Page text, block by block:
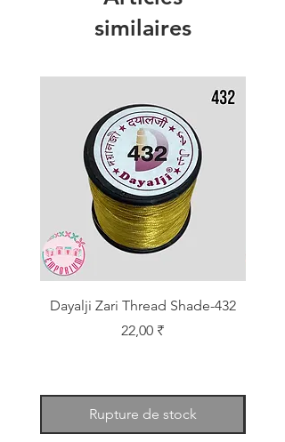
similaires
Dayalji Zari Thread Shade-432
Prix
22,00 ₹
Rupture de stock